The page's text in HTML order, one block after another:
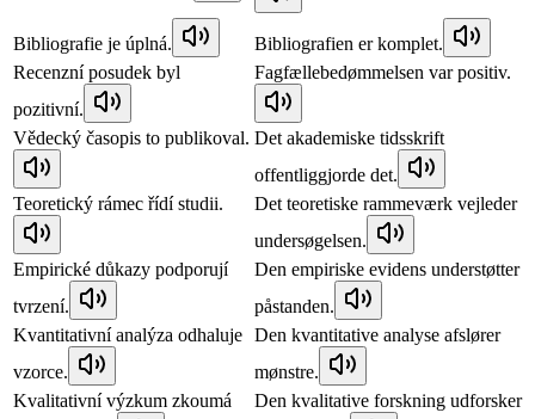
Bibliografie je úplná.
Bibliografien er komplet.
Recenzní posudek byl
pozitivní.
Fagfællebedømmelsen var positiv.
Vědecký časopis to publikoval. Det akademiske tidsskrift
offentliggjorde det.
Teoretický rámec řídí studii.
Det teoretiske rammeværk vejleder
undersøgelsen.
Empirické důkazy podporují
tvrzení.
Den empiriske evidens understøtter
påstanden.
Kvantitativní analýza odhaluje
vzorce.
Den kvantitative analyse afslører
mønstre.
Kvalitativní výzkum zkoumá
Den kvalitative forskning udforsker